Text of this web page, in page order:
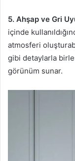
5. Ahşap ve Gri
içinde
atmosferi
gibi detaylarla
görünüm sunar.